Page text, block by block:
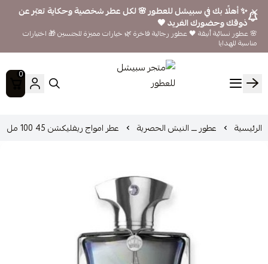
✨ أهلًا بك في سبيشل للعطور 🌸 لكل عطر شخصية وحكاية تعبّر عن
ذوقك وحضورك الفريد 🖤
🌸 عطور نسائية أنيقة 🖤 عطور رجالية فاخرة 🌿 خيارات مميزة للجنسين 🎁 اختيارات
مناسبة للهدايا
متجر سبيشل للعطور
0
الرئيسية عطور ـــ النيش الحصرية عطر امواج ريفليكشن 45 100 مل